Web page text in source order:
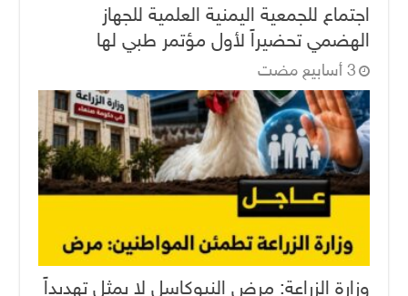
اجتماع للجمعية اليمنية العلمية للجهاز
الهضمي تحضيراً لأول مؤتمر طبي لها
وزارة الزراعة: مرض النيوكاسل لا يمثل تهديداً